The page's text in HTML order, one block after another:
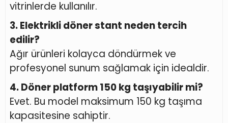
vitrinlerde kullanılır.
3. Elektrikli döner stant neden tercih
edilir?
Ağır ürünleri kolayca döndürmek ve
profesyonel sunum sağlamak için idealdir.
4. Döner platform 150 kg taşıyabilir mi?
Evet. Bu model maksimum 150 kg taşıma
kapasitesine sahiptir.